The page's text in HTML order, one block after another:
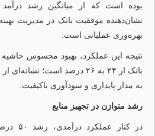
بوده است که از میانگین رشد
نشان‌دهنده موفقیت بانک در مدیریت
بهره‌وری عملیاتی است.
نتیجه این عملکرد، بهبود محسوس حاشیه
بانک از ۲۴ به ۲۶ درصد است؛
به مدار پایداری و سودآوری باکیفیت.
رشد متوازن در تجهیز منابع
در کنار